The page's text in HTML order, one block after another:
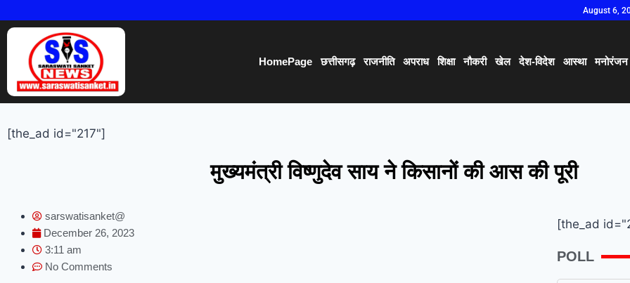
August 6,
HomePage छत्तीसगढ़ राजनीति अपराध शिक्षा नौकरी खेल देश-विदेश आस्था मनोरंजन
[the_ad id="217"]
मुख्यमंत्री विष्णुदेव साय ने किसानों की आस की पूरी
sarswatisanket@
December 26, 2023
3:11 am
No Comments
[the_ad
POLL